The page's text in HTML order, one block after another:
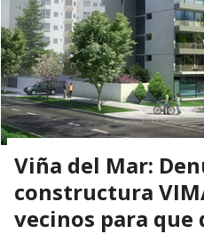
Viña del Mar:
constructura
vecinos para que